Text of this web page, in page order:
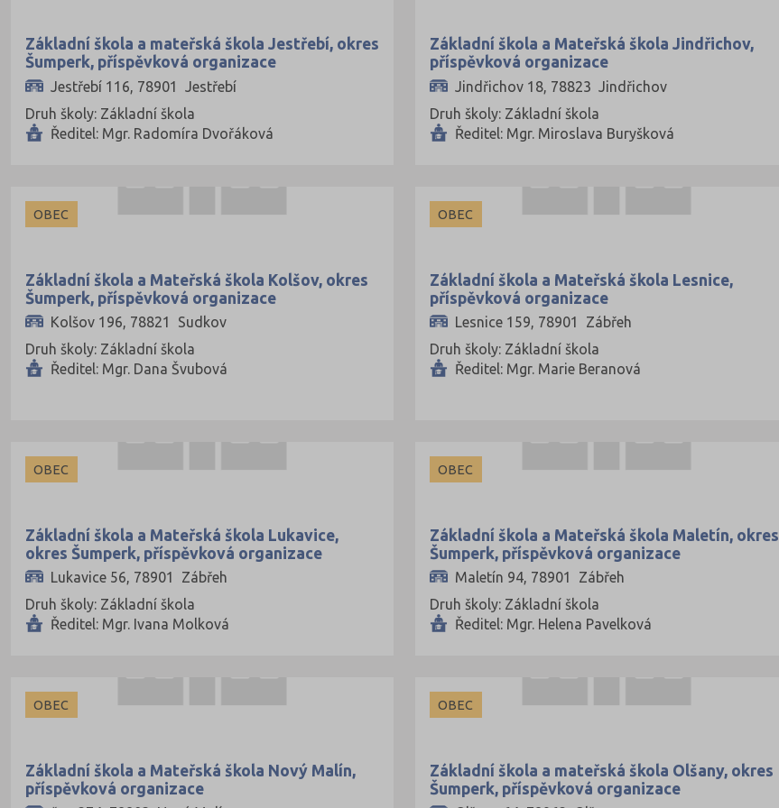
Rokycany (20)
Rychnov nad Kněžnou (52)
Semily (48)
Sokolov (30)
Tachov (25)
Teplice (39)
Trutnov (63)
Vyškov (48)
Zlín (79)
Znojmo (61)
Žďár nad Sázavou (77)
Základní škola a mateřská škola Jestřebí, okres
Šumperk, příspěvková organizace
Jestřebí 116, 78901 Jestřebí
Druh školy: Základní škola
Ředitel: Mgr. Radomíra Dvořáková
Základní škola a Mateřská škola Jindřichov,
příspěvková organizace
Jindřichov 18, 78823 Jindřichov
Druh školy: Základní škola
Ředitel: Mgr. Miroslava Buryšková
OBEC
Základní škola a Mateřská škola Kolšov, okres
Šumperk, příspěvková organizace
Kolšov 196, 78821 Sudkov
Druh školy: Základní škola
Ředitel: Mgr. Dana Švubová
OBEC
Základní škola a Mateřská škola Lesnice,
příspěvková organizace
Lesnice 159, 78901 Zábřeh
Druh školy: Základní škola
Ředitel: Mgr. Marie Beranová
OBEC
Základní škola a Mateřská škola Lukavice,
okres Šumperk, příspěvková organizace
Lukavice 56, 78901 Zábřeh
Druh školy: Základní škola
Ředitel: Mgr. Ivana Molková
OBEC
Základní škola a Mateřská škola Maletín, okres
Šumperk, příspěvková organizace
Maletín 94, 78901 Zábřeh
Druh školy: Základní škola
Ředitel: Mgr. Helena Pavelková
OBEC
Základní škola a Mateřská škola Nový Malín,
příspěvková organizace
OBEC
Základní škola a mateřská škola Olšany, okres
Šumperk, příspěvková organizace